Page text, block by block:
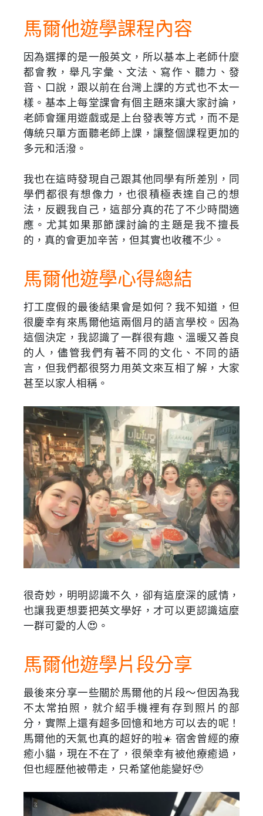
馬爾他遊學課程內容
因為選擇的是一般英文，所以基本上老師什麼
都會教，舉凡字彙、文法、寫作、聽力、發
音、口說，跟以前在台灣上課的方式也不太一
樣。基本上每堂課會有個主題來讓大家討論，
老師會運用遊戲或是上台發表等方式，而不是
傳統只單方面聽老師上課，讓整個課程更加的
多元和活潑。
我也在這時發現自己跟其他同學有所差別，同
學們都很有想像力，也很積極表達自己的想
法，反觀我自己，這部分真的花了不少時間適
應。尤其如果那節課討論的主題是我不擅長
的，真的會更加辛苦，但其實也收穫不少。
馬爾他遊學心得總結
打工度假的最後結果會是如何？我不知道，但
很慶幸有來馬爾他這兩個月的語言學校。因為
這個決定，我認識了一群很有趣、溫暖又善良
的人，儘管我們有著不同的文化、不同的語
言，但我們都很努力用英文來互相了解，大家
甚至以家人相稱。
很奇妙，明明認識不久，卻有這麼深的感情，
也讓我更想要把英文學好，才可以更認識這麼
一群可愛的人😍。
馬爾他遊學片段分享
最後來分享一些關於馬爾他的片段～但因為我
不太常拍照，就介紹手機裡有存到照片的部
分，實際上還有超多回憶和地方可以去的呢！
馬爾他的天氣也真的超好的啦☀️ 宿舍曾經的療
癒小貓，現在不在了，很榮幸有被他療癒過，
但也經歷他被帶走，只希望他能變好🥹